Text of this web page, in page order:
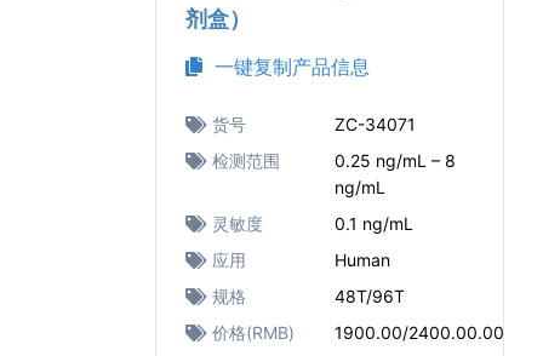
剂盒）
一键复制产品信息
货号
ZC-34071
检测范围
0.25 ng/mL – 8
ng/mL
灵敏度
0.1 ng/mL
应用
Human
规格
48T/96T
价格(RMB)
1900.00/2400.00.00